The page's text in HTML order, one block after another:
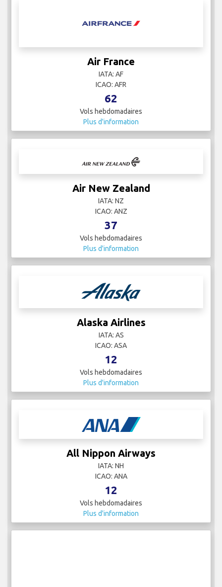
Air France
IATA: AF
ICAO: AFR
62
Vols hebdomadaires
Plus d'information
Air New Zealand
IATA: NZ
ICAO: ANZ
37
Vols hebdomadaires
Plus d'information
Alaska Airlines
IATA: AS
ICAO: ASA
12
Vols hebdomadaires
Plus d'information
All Nippon Airways
IATA: NH
ICAO: ANA
12
Vols hebdomadaires
Plus d'information